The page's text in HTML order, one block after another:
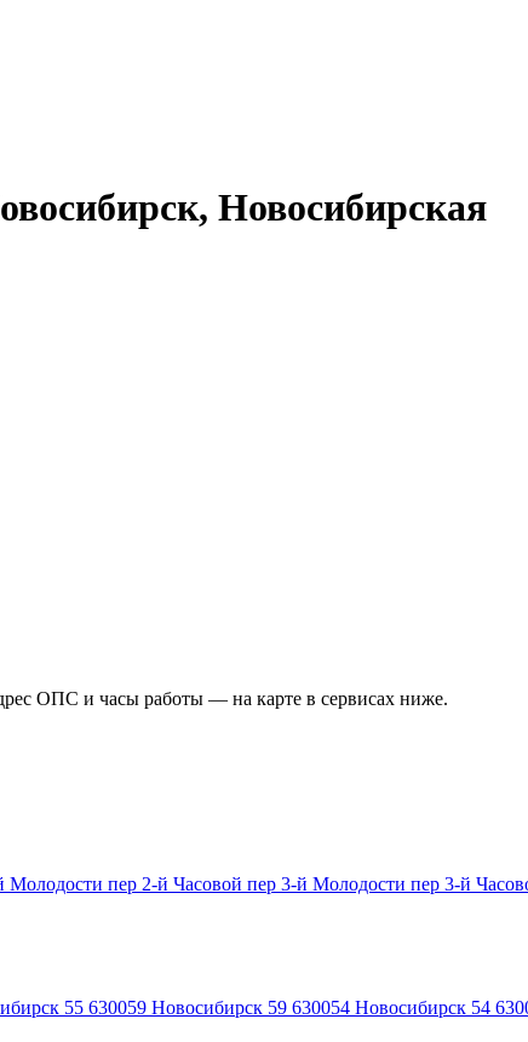
Новосибирская
ОПС и часы работы — на карте в сервисах ниже.
Молодости пер 2-й Часовой пер 3-й Молодости пер 3-й
55 630059 Новосибирск 59 630054 Новосибирск 54